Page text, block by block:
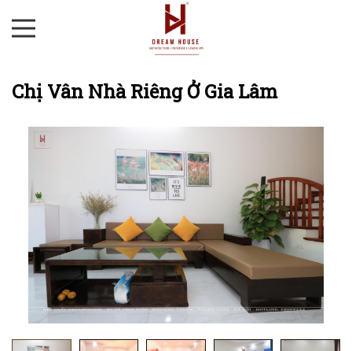
Chị Vân Nhà Riêng Ở Gia Lâm